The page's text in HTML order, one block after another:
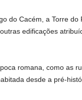
do Cacém, a Torre do
edificações
romana, como as
desde a pré-